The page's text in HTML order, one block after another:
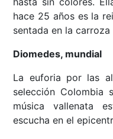
hace 25 años es la
sentada en la
Diomedes, mundial
La euforia por las
selección Colombia
música vallenata
escucha en el